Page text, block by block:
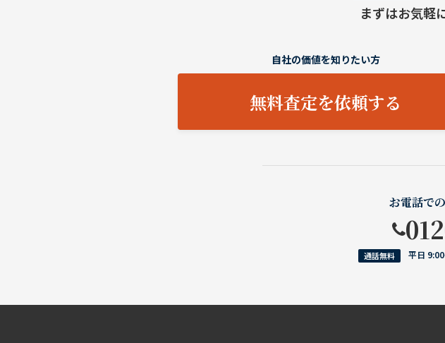
まずはお気軽
自社の価値を知りたい方
無料査定を依頼する
お電話で
通話無料 平日